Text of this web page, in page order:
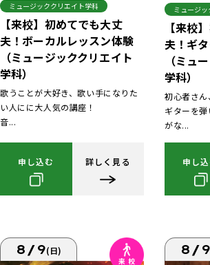
ミュージッククリエイト学科
【来校】初めてでも大丈
夫！ボーカルレッスン体験
（ミュージッククリエイト
学科）
歌うことが大好き、歌い手になりた
い人にに大人気の講座！
音...
申し込む 詳しく見る
ミュージ
【来校
夫！ギ
（ミュ
学科）
初心者さん
ギターを
がな...
申し
8/9(日) 8/9